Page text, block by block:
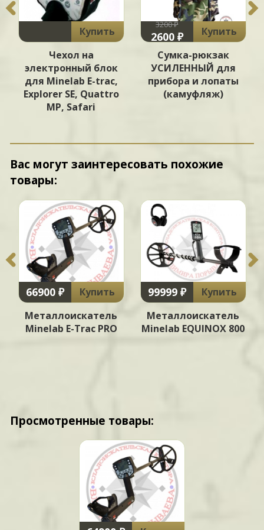
Купить
Чехол на
электронный блок
для Minelab E-trac,
Explorer SE, Quattro
MP, Safari
3200 ₽
2600 ₽
Купить
Сумка-рюкзак
УСИЛЕННЫЙ для
прибора и лопаты
(камуфляж)
Вас могут заинтересовать похожие
товары:
66900 ₽
Купить
Металлоискатель
Minelab E-Trac PRO
99999 ₽
Купить
Металлоискатель
Minelab EQUINOX 800
Просмотренные товары: